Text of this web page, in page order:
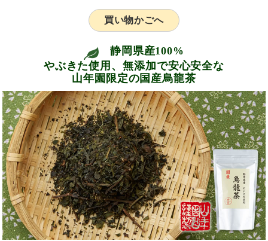
買い物かごへ
静岡県産100%
やぶきた使用、無添加で安心安全な
山年園限定の国産烏龍茶